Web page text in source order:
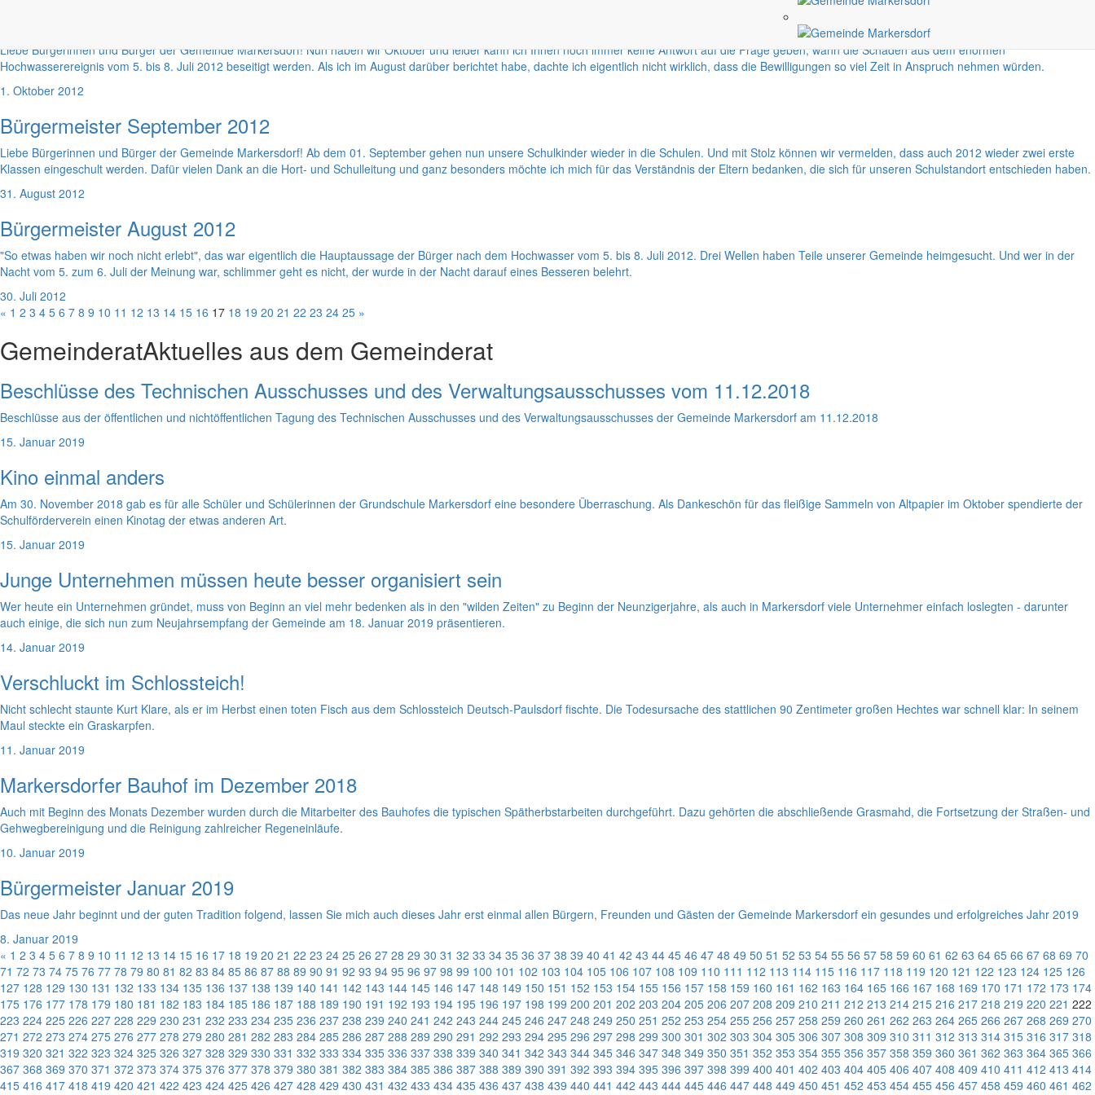
Liebe Bürgerinnen und Bürger der Gemeinde Markersdorf! Nun haben wir Oktober und leider kann ich Ihnen noch immer keine Antwort auf die Frage geben, wann die Schäden aus dem enormen
Hochwasserereignis vom 5. bis 8. Juli 2012 beseitigt werden. Als ich im August darüber berichtet habe, dachte ich eigentlich nicht wirklich, dass die Bewilligungen so viel Zeit in Anspruch nehmen würden.
1. Oktober 2012
Bürgermeister September 2012
Liebe Bürgerinnen und Bürger der Gemeinde Markersdorf! Ab dem 01. September gehen nun unsere Schulkinder wieder in die Schulen. Und mit Stolz können wir vermelden, dass auch 2012 wieder zwei erste
Klassen eingeschult werden. Dafür vielen Dank an die Hort- und Schulleitung und ganz besonders möchte ich mich für das Verständnis der Eltern bedanken, die sich für unseren Schulstandort entschieden haben.
31. August 2012
Bürgermeister August 2012
"So etwas haben wir noch nicht erlebt", das war eigentlich die Hauptaussage der Bürger nach dem Hochwasser vom 5. bis 8. Juli 2012. Drei Wellen haben Teile unserer Gemeinde heimgesucht. Und wer in der
Nacht vom 5. zum 6. Juli der Meinung war, schlimmer geht es nicht, der wurde in der Nacht darauf eines Besseren belehrt.
30. Juli 2012
« 1 2 3 4 5 6 7 8 9 10 11 12 13 14 15 16 17 18 19 20 21 22 23 24 25 »
GemeinderatAktuelles aus dem Gemeinderat
Beschlüsse des Technischen Ausschusses und des Verwaltungsausschusses vom 11.12.2018
Beschlüsse aus der öffentlichen und nichtöffentlichen Tagung des Technischen Ausschusses und des Verwaltungsausschusses der Gemeinde Markersdorf am 11.12.2018
15. Januar 2019
Kino einmal anders
Am 30. November 2018 gab es für alle Schüler und Schülerinnen der Grundschule Markersdorf eine besondere Überraschung. Als Dankeschön für das fleißige Sammeln von Altpapier im Oktober spendierte der
Schulförderverein einen Kinotag der etwas anderen Art.
15. Januar 2019
Junge Unternehmen müssen heute besser organisiert sein
Wer heute ein Unternehmen gründet, muss von Beginn an viel mehr bedenken als in den "wilden Zeiten" zu Beginn der Neunzigerjahre, als auch in Markersdorf viele Unternehmer einfach loslegten - darunter
auch einige, die sich nun zum Neujahrsempfang der Gemeinde am 18. Januar 2019 präsentieren.
14. Januar 2019
Verschluckt im Schlossteich!
Nicht schlecht staunte Kurt Klare, als er im Herbst einen toten Fisch aus dem Schlossteich Deutsch-Paulsdorf fischte. Die Todesursache des stattlichen 90 Zentimeter großen Hechtes war schnell klar: In seinem
Maul steckte ein Graskarpfen.
11. Januar 2019
Markersdorfer Bauhof im Dezember 2018
Auch mit Beginn des Monats Dezember wurden durch die Mitarbeiter des Bauhofes die typischen Spätherbstarbeiten durchgeführt. Dazu gehörten die abschließende Grasmahd, die Fortsetzung der Straßen- und
Gehwegbereinigung und die Reinigung zahlreicher Regeneinläufe.
10. Januar 2019
Bürgermeister Januar 2019
Das neue Jahr beginnt und der guten Tradition folgend, lassen Sie mich auch dieses Jahr erst einmal allen Bürgern, Freunden und Gästen der Gemeinde Markersdorf ein gesundes und erfolgreiches Jahr 2019
8. Januar 2019
« 1 2 3 4 5 6 7 8 9 10 11 12 13 14 15 16 17 18 19 20 21 22 23 24 25 26 27 28 29 30 31 32 33 34 35 36 37 38 39 40 41 42 43 44 45 46 47 48 49 50 51 52 53 54 55 56 57 58 59 60 61 62 63 64 65 66 67 68 69 70
71 72 73 74 75 76 77 78 79 80 81 82 83 84 85 86 87 88 89 90 91 92 93 94 95 96 97 98 99 100 101 102 103 104 105 106 107 108 109 110 111 112 113 114 115 116 117 118 119 120 121 122 123 124 125 126
127 128 129 130 131 132 133 134 135 136 137 138 139 140 141 142 143 144 145 146 147 148 149 150 151 152 153 154 155 156 157 158 159 160 161 162 163 164 165 166 167 168 169 170 171 172 173 174
175 176 177 178 179 180 181 182 183 184 185 186 187 188 189 190 191 192 193 194 195 196 197 198 199 200 201 202 203 204 205 206 207 208 209 210 211 212 213 214 215 216 217 218 219 220 221 222
223 224 225 226 227 228 229 230 231 232 233 234 235 236 237 238 239 240 241 242 243 244 245 246 247 248 249 250 251 252 253 254 255 256 257 258 259 260 261 262 263 264 265 266 267 268 269 270
271 272 273 274 275 276 277 278 279 280 281 282 283 284 285 286 287 288 289 290 291 292 293 294 295 296 297 298 299 300 301 302 303 304 305 306 307 308 309 310 311 312 313 314 315 316 317 318
319 320 321 322 323 324 325 326 327 328 329 330 331 332 333 334 335 336 337 338 339 340 341 342 343 344 345 346 347 348 349 350 351 352 353 354 355 356 357 358 359 360 361 362 363 364 365 366
367 368 369 370 371 372 373 374 375 376 377 378 379 380 381 382 383 384 385 386 387 388 389 390 391 392 393 394 395 396 397 398 399 400 401 402 403 404 405 406 407 408 409 410 411 412 413 414
415 416 417 418 419 420 421 422 423 424 425 426 427 428 429 430 431 432 433 434 435 436 437 438 439 440 441 442 443 444 445 446 447 448 449 450 451 452 453 454 455 456 457 458 459 460 461 462